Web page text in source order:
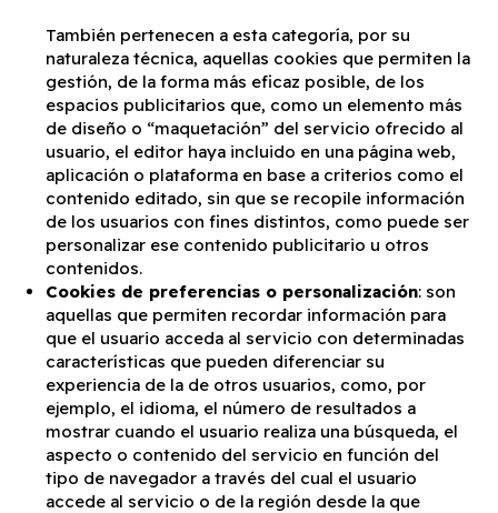
También pertenecen a esta categoría, por su
naturaleza técnica, aquellas cookies que permiten la
gestión, de la forma más eficaz posible, de los
espacios publicitarios que, como un elemento más
de diseño o “maquetación” del servicio ofrecido al
usuario, el editor haya incluido en una página web,
aplicación o plataforma en base a criterios como el
contenido editado, sin que se recopile información
de los usuarios con fines distintos, como puede ser
personalizar ese contenido publicitario u otros
contenidos.
Cookies de preferencias o personalización: son
aquellas que permiten recordar información para
que el usuario acceda al servicio con determinadas
características que pueden diferenciar su
experiencia de la de otros usuarios, como, por
ejemplo, el idioma, el número de resultados a
mostrar cuando el usuario realiza una búsqueda, el
aspecto o contenido del servicio en función del
tipo de navegador a través del cual el usuario
accede al servicio o de la región desde la que